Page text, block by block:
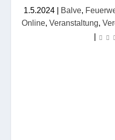
1.5.2024| Balve,
Online, Veranstaltung,
|